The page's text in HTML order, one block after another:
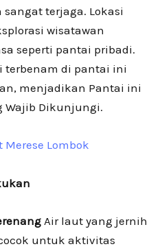
terjaga. Lokasi
wisatawan
seperti pantai pribadi.
terbenam di pantai ini
menjadikan Pantai ini
Wajib Dikunjungi.
Merese Lombok
Air laut yang jernih
untuk aktivitas